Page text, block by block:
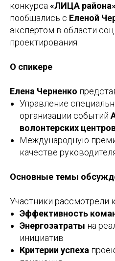
конкурса «ЛИЦА
пообщались с Еленой
экспертом в области
проектирования.
О спикере
Елена Черненко
Управление
организации событий
волонтерских
Международную
качестве
Основные темы
Участники рассмотрели
Эффективность
Энергозатраты на
инициатив
Критерии успеха